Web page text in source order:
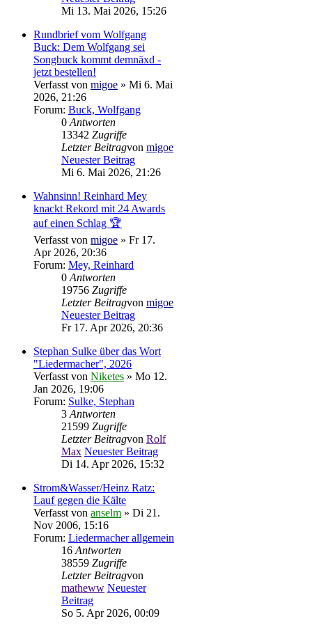
Mi 13. Mai 2026, 15:26
Rundbrief vom Wolfgang
Buck: Dem Wolfgang sei
Songbuck kommt demnäxd -
jetzt bestellen!
Verfasst von migoe » Mi 6. Mai
2026, 21:26
Forum: Buck, Wolfgang
0 Antworten
13342 Zugriffe
Letzter Beitragvon migoe
Neuester Beitrag
Mi 6. Mai 2026, 21:26
Wahnsinn! Reinhard Mey
knackt Rekord mit 24 Awards
auf einen Schlag 🏆
Verfasst von migoe » Fr 17.
Apr 2026, 20:36
Forum: Mey, Reinhard
0 Antworten
19756 Zugriffe
Letzter Beitragvon migoe
Neuester Beitrag
Fr 17. Apr 2026, 20:36
Stephan Sulke über das Wort
"Liedermacher", 2026
Verfasst von Niketes » Mo 12.
Jan 2026, 19:06
Forum: Sulke, Stephan
3 Antworten
21599 Zugriffe
Letzter Beitragvon Rolf
Max Neuester Beitrag
Di 14. Apr 2026, 15:32
Strom&Wasser/Heinz Ratz:
Lauf gegen die Kälte
Verfasst von anselm » Di 21.
Nov 2006, 15:16
Forum: Liedermacher allgemein
16 Antworten
38559 Zugriffe
Letzter Beitragvon
matheww Neuester
Beitrag
So 5. Apr 2026, 00:09